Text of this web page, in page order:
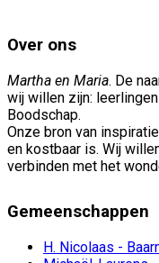
Over ons
Martha en Maria. De
wij willen zijn:
Boodschap.
Onze bron van
en kostbaar is. Wij
verbinden met het
Gemeenschappen
H. Nicolaas -